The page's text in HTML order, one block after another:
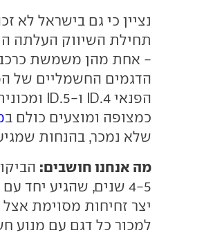
תחילת השיווק העלתה
- אחת מהן משמשת כרכב
הדגמים החשמליים של
כמצופה ומוצעים כולם ב
שלא נמכר, בהנחות שמגיעות עד
מה אנחנו חושבים:
4-5 שנים, שהגיע יחד
יצר זחיחות מסוימת
למכור כל דגם עם מנוע